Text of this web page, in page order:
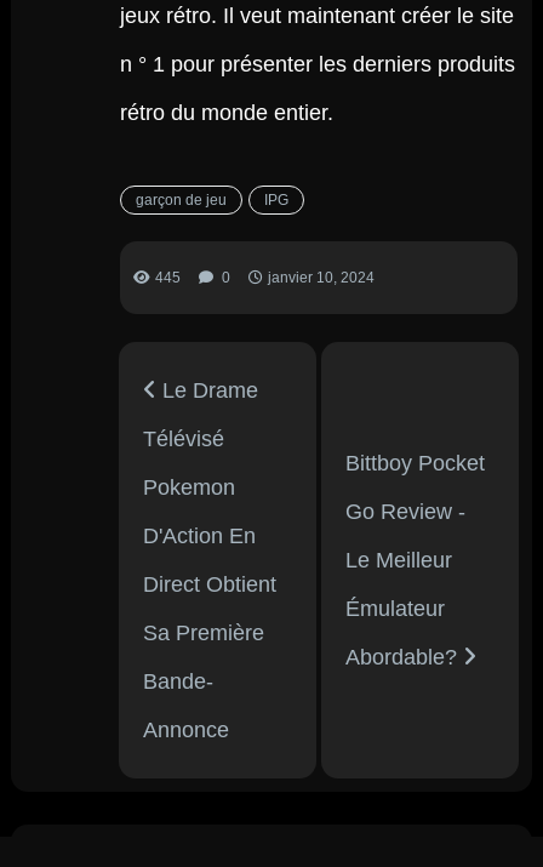
jeux rétro. Il veut maintenant créer le site
n ° 1 pour présenter les derniers produits
rétro du monde entier.
garçon de jeu IPG
445 0 janvier 10, 2024
Le Drame
Télévisé
Pokemon
D'Action En
Direct Obtient
Sa Première
Bande-
Annonce
Bittboy Pocket
Go Review -
Le Meilleur
Émulateur
Abordable?